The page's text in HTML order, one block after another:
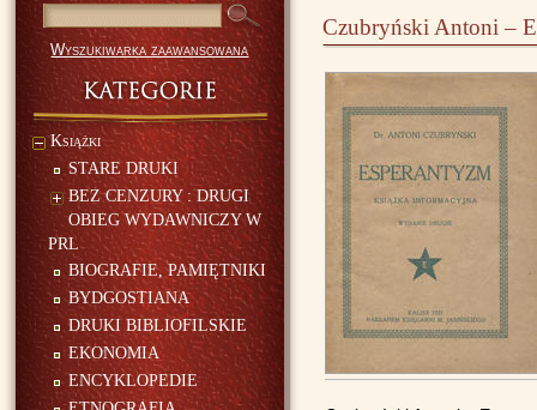
Wyszukiwarka zaawansowana
Książki
STARE DRUKI
BEZ CENZURY : DRUGI
OBIEG WYDAWNICZY W
PRL
BIOGRAFIE, PAMIĘTNIKI
BYDGOSTIANA
DRUKI BIBLIOFILSKIE
EKONOMIA
ENCYKLOPEDIE
Czubryński Antoni –